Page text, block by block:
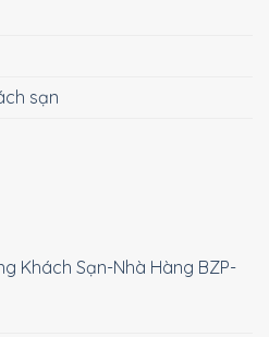
sạn
Khách Sạn-Nhà Hàng BZP-